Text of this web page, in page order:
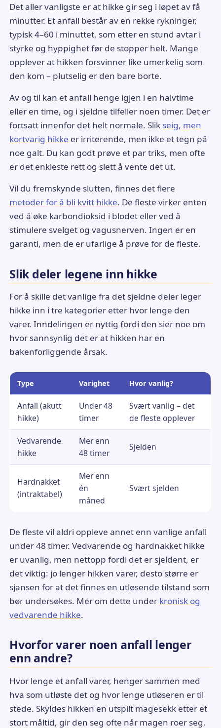
Det aller vanligste er at hikke gir seg i løpet av få
minutter. Et anfall består av en rekke rykninger,
typisk 4–60 i minuttet, som etter en stund avtar i
styrke og hyppighet før de stopper helt. Mange
opplever at hikken forsvinner like umerkelig som
den kom – plutselig er den bare borte.
Av og til kan et anfall henge igjen i en halvtime
eller en time, og i sjeldne tilfeller noen timer. Det er
fortsatt innenfor det helt normale. Slik seig, men
kortvarig hikke er irriterende, men ikke et tegn på
noe galt. Du kan godt prøve et par triks, men ofte
er det enkleste rett og slett å vente det ut.
Vil du fremskynde slutten, finnes det flere
metoder for å bli kvitt hikke. De fleste virker enten
ved å øke karbondioksid i blodet eller ved å
stimulere svelget og vagusnerven. Ingen er en
garanti, men de er ufarlige å prøve for de fleste.
Slik deler legene inn hikke
For å skille det vanlige fra det sjeldne deler leger
hikke inn i tre kategorier etter hvor lenge den
varer. Inndelingen er nyttig fordi den sier noe om
hvor sannsynlig det er at hikken har en
bakenforliggende årsak.
Type Varighet Hvor vanlig?
Anfall (akutt
hikke)
Under 48
timer
Svært vanlig – det
de fleste opplever
Vedvarende
hikke
Mer enn
48 timer
Sjelden
Hardnakket
(intraktabel)
Mer enn
én
måned
Svært sjelden
De fleste vil aldri oppleve annet enn vanlige anfall
under 48 timer. Vedvarende og hardnakket hikke
er uvanlig, men nettopp fordi det er sjeldent, er
det viktig: jo lenger hikken varer, desto større er
sjansen for at det finnes en utløsende tilstand som
bør undersøkes. Mer om dette under kronisk og
vedvarende hikke.
Hvorfor varer noen anfall lenger
enn andre?
Hvor lenge et anfall varer, henger sammen med
hva som utløste det og hvor lenge utløseren er til
stede. Skyldes hikken en utspilt magesekk etter et
stort måltid, gir den seg ofte når magen roer seg.